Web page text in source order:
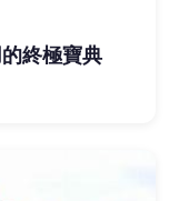
終極寶典